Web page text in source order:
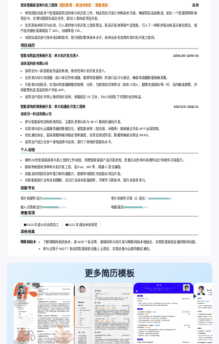
资深智能家居单片机工程师
团队管理 新技术研发 智能家居
深圳
带领团队完成多个智能家居项目的单片机开发工作，制定项目开发计划和技术方案，确保项目高效推进。如在一个智能照明系统
项目中，合理分配团队成员任务，提前 2 周完成项目开发。
负责新技术研究与应用，引入新的单片机开发工具和算法，提高开发效率和产品性能。引入了一种新的低功耗蓝牙通信算法，使
产品的通信距离增加了 20%，功耗降低 15%。
对团队成员进行技术培训和指导，提升团队整体技术水平，培养出多名优秀的单片机开发工程师。
项目经历
智能安防监控系统开发 - 单片机开发负责人 2018.05-2019.10
深圳某科技有限公司
该项目为一款智能安防监控系统，我担任单片机开发负责人。
负责单片机与传感器（如人体红外传感器、烟雾传感器等）的接口设计与调试，确保传感器数据准确采集。
开发单片机程序，实现对传感器数据的处理、分析，当检测到异常情况（如有人闯入、烟雾浓度超标等）时，及时触发报警，并
将报警信息发送至用户手机 APP。
该项目产品在市场上取得良好反响，销量超过 10 万台，为公司创造了可观的经济效益。
智能家电控制系统开发 - 单片机通信开发工程师 2021.05-2022.12
深圳另一科技有限公司
参与智能家电控制系统项目，主要负责单片机与 Wi-Fi 模块的通信开发。
实现单片机与云端服务器的数据交互，使智能家电（如空调、冰箱等）能够通过手机 APP 远程控制。
优化通信协议，提高数据传输的稳定性和速度，在项目测试阶段，数据传输成功率达 99.9%。
该项目产品已在多个家电品牌中应用，提升了家电的智能化水平。
个人总结
拥有[X]年智能家居单片机工程师工作经验，熟悉智能家居产品开发流程，具备扎实的单片机硬件设计和软件开发能力。
能够熟练使用多种单片机开发工具，如 Keil、IAR 等，精通 C 语言编程。
具备良好的团队协作能力和沟通能力，能够带领团队完成复杂项目开发。
对智能家居行业有深刻理解，关注行业技术发展趋势，不断学习新技术，提升自身竞争力。
技能专长
单片机硬件设计 单片机软件开发（C 语言）
嵌入式系统设计 电路调试
荣誉奖项
2020 年度公司优秀员工 2022 年度技术创新奖
其他信息
物联网技术:
了解物联网相关技术，如 MQTT 协议等，能够将单片机开发与物联网技术相结合，实现智能家居设备的联网功能。
参与过基于 MQTT 协议的智能家居设备上云项目，实现设备与云端的稳定通信。
更多简历模板